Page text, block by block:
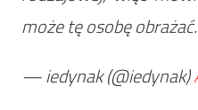
może tę osobę obrażać.
— iedynak (@iedynak)